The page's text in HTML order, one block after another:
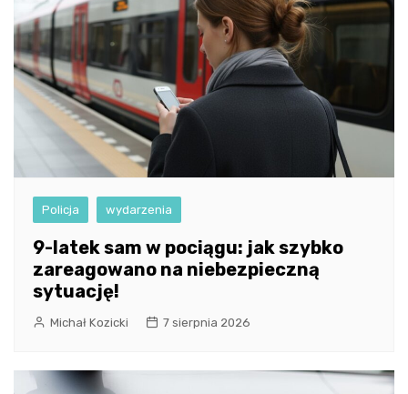
Policja wydarzenia
9-latek sam w pociągu: jak szybko
zareagowano na niebezpieczną
sytuację!
Michał Kozicki 7 sierpnia 2026